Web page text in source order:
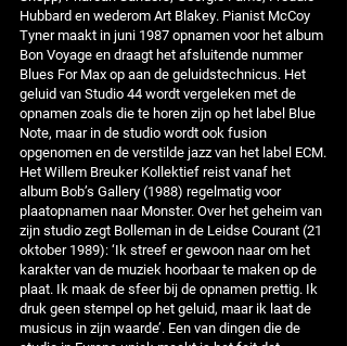
Hubbard en wederom Art Blakey. Pianist McCoy
Tyner maakt in juni 1987 opnamen voor het album
Bon Voyage en draagt het afsluitende nummer
Blues For Max op aan de geluidstechnicus. Het
geluid van Studio 44 wordt vergeleken met de
opnamen zoals die te horen zijn op het label Blue
Note, maar in de studio wordt ook fusion
opgenomen en de verstilde jazz van het label ECM.
Het Willem Breuker Kollektief reist vanaf het
album Bob’s Gallery (1988) regelmatig voor
plaatopnamen naar Monster. Over het geheim van
zijn studio zegt Bolleman in de Leidse Courant (21
oktober 1989): ‘Ik streef er gewoon naar om het
karakter van de muziek hoorbaar te maken op de
plaat. Ik maak de sfeer bij de opnamen prettig. Ik
druk geen stempel op het geluid, maar ik laat de
musicus in zijn waarde’. Een van dingen die de